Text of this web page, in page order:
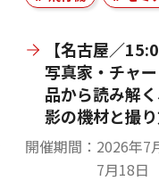
【名古屋／
写真家・チャ
品から読み解
影の機材と撮り
開催期間
2026年7
7月18日